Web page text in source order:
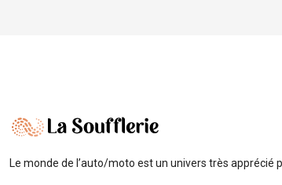
Le monde de l’auto/moto est un univers très